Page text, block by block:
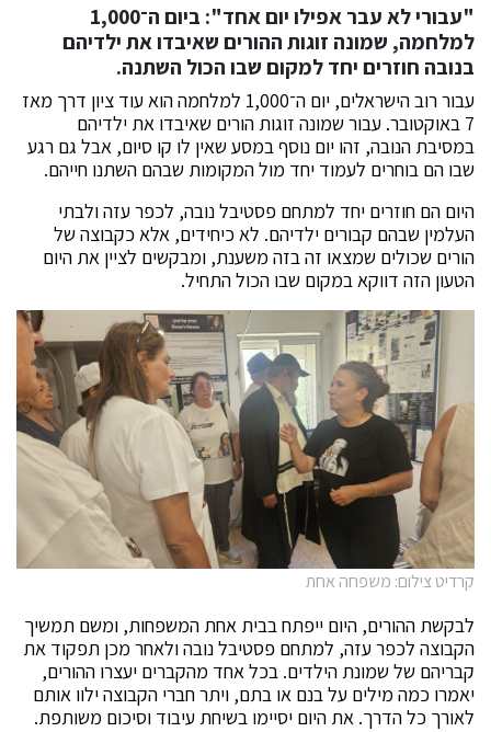
"עבורי לא עבר אפילו יום אחד": ביום ה־1,000
למלחמה, שמונה זוגות ההורים שאיבדו את ילדיהם
בנובה חוזרים יחד למקום שבו הכול השתנה.
עבור רוב הישראלים, יום ה־1,000 למלחמה הוא עוד ציון דרך מאז
7 באוקטובר. עבור שמונה זוגות הורים שאיבדו את ילדיהם
במסיבת הנובה, זהו יום נוסף במסע שאין לו קו סיום, אבל גם רגע
שבו הם בוחרים לעמוד יחד מול המקומות שבהם השתנו חייהם.
היום הם חוזרים יחד למתחם פסטיבל נובה, לכפר עזה ולבתי
העלמין שבהם קבורים ילדיהם. לא כיחידים, אלא כקבוצה של
הורים שכולים שמצאו זה בזה משענת, ומבקשים לציין את היום
הטעון הזה דווקא במקום שבו הכול התחיל.
קרדיט צילום: משפחה אחת
לבקשת ההורים, היום ייפתח בבית אחת המשפחות, ומשם תמשיך
הקבוצה לכפר עזה, למתחם פסטיבל נובה ולאחר מכן תפקוד את
קבריהם של שמונת הילדים. בכל אחד מהקברים יעצרו ההורים,
יאמרו כמה מילים על בנם או בתם, ויתר חברי הקבוצה ילוו אותם
לאורך כל הדרך. את היום יסיימו בשיחת עיבוד וסיכום משותפת.